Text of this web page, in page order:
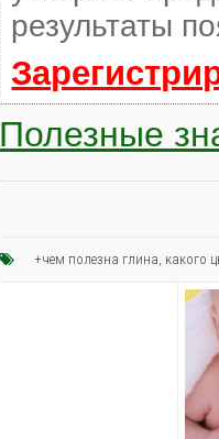
результаты
Полезные
+чем полезна глина, какого